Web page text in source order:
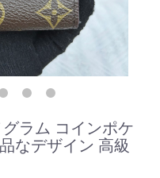
ラム コインポケ
なデザイン 高級